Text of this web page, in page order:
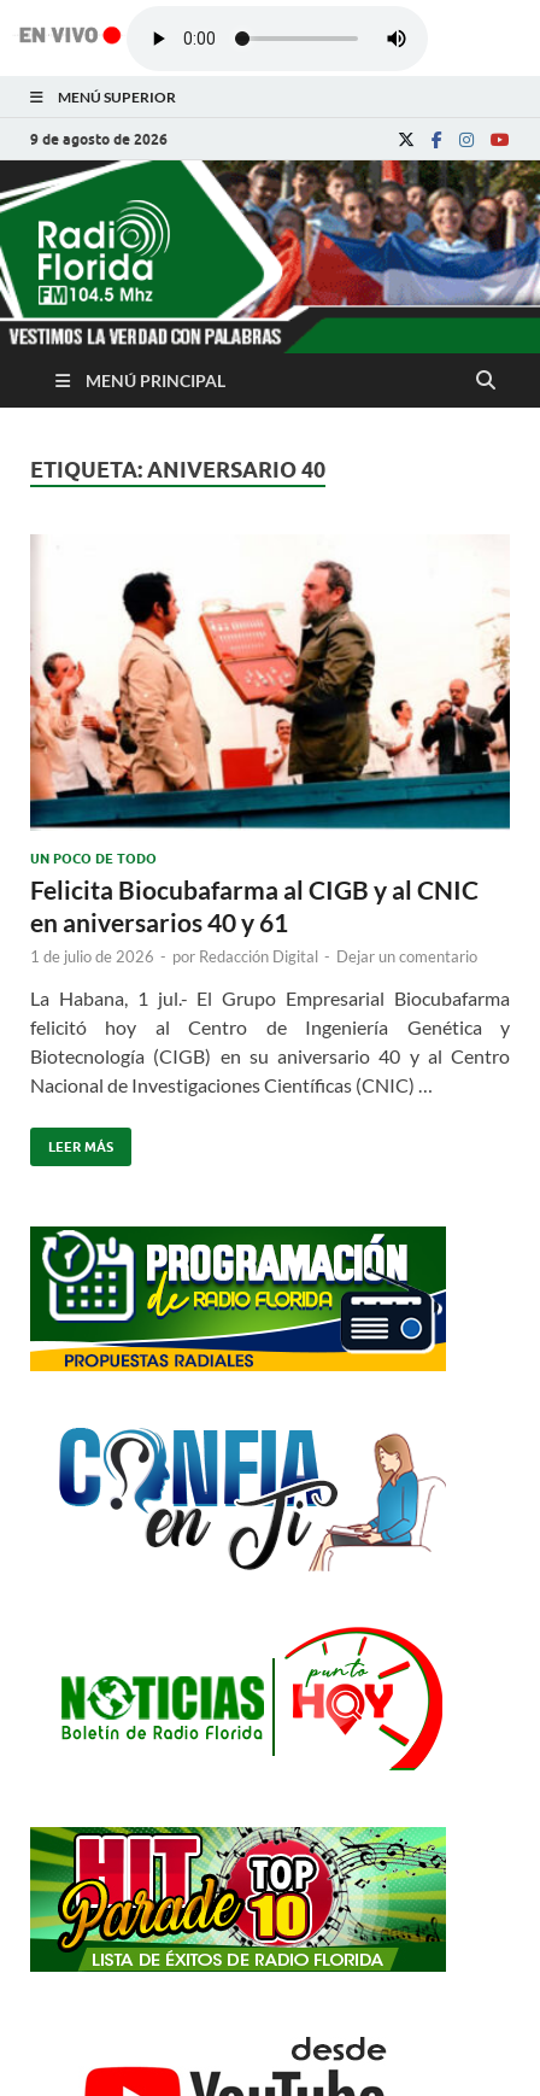
MENÚ SUPERIOR
9 de agosto de 2026
Radio Florida de
Cuba
Noticias y Actualidades de Florida, Camagüey,
MENÚ PRINCIPAL
ETIQUETA:ANIVERSARIO 40
UN POCO DE TODO
Felicita Biocubafarma al CIGB y al CNIC
en aniversarios 40 y 61
1 de julio de 2026 - por Redacción Digital - Dejar un comentario
La Habana, 1 jul.- El Grupo Empresarial Biocubafarma
felicitó hoy al Centro de Ingeniería Genética y
Biotecnología (CIGB) en su aniversario 40 y al Centro
Nacional de Investigaciones Científicas (CNIC) …
LEER MÁS